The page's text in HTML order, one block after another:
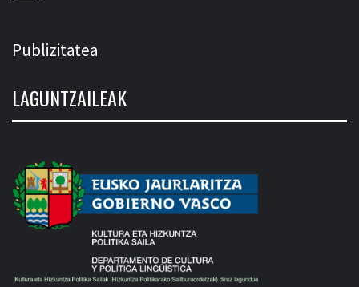
Publizitatea
LAGUNTZAILEAK